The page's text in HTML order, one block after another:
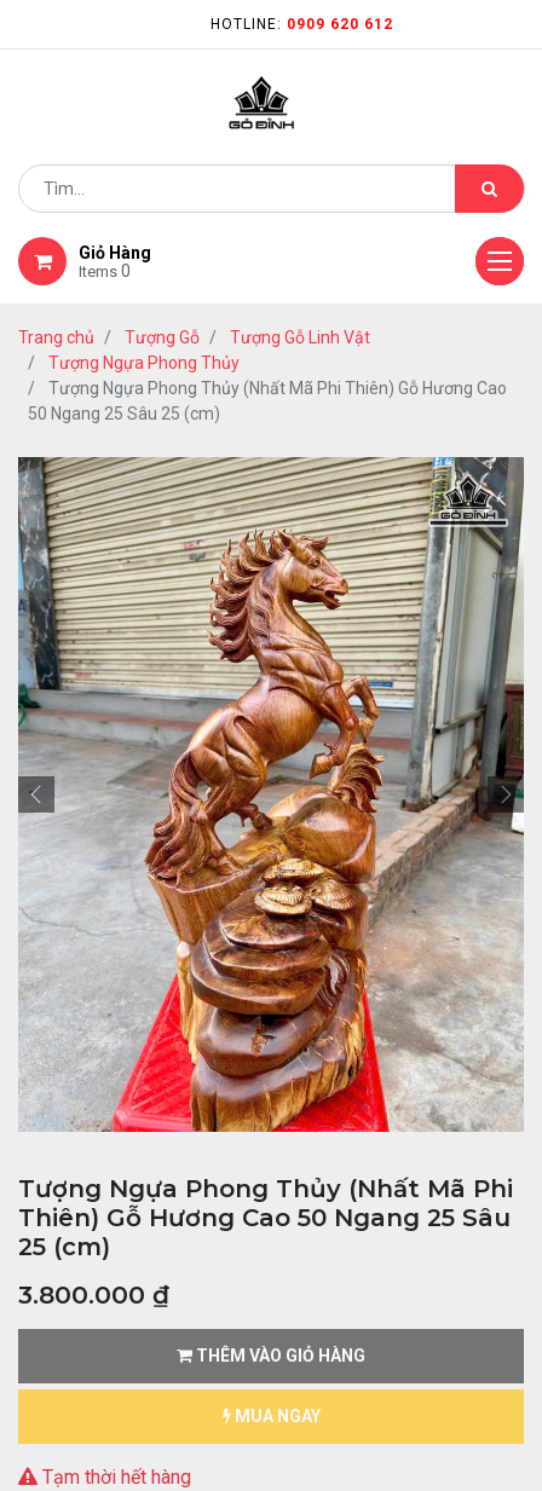
HOTLINE: 0909 620 612
Giỏ Hàng
Items 0
Trang chủ Tượng Gỗ
Tượng Gỗ Linh Vật
Tượng Ngựa Phong Thủy
Tượng Ngựa Phong Thủy (Nhất Mã Phi Thiên) Gỗ Hương Cao
50 Ngang 25 Sâu 25 (cm)
Tượng Ngựa Phong Thủy (Nhất Mã Phi
Thiên) Gỗ Hương Cao 50 Ngang 25 Sâu
25 (cm)
3.800.000 ₫
THÊM VÀO GIỎ HÀNG
MUA NGAY
Tạm thời hết hàng